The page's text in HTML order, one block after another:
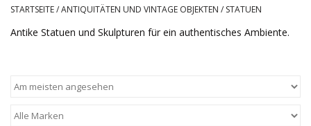
Antiquitäten Und Vintage
Objekten
STARTSEITE/ANTIQUITÄTEN UND VINTAGE OBJEKTEN / STATUEN
Antike Statuen und Skulpturen für ein authentisches Ambiente.